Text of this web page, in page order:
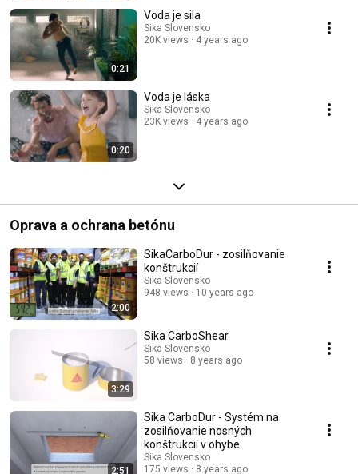
0:21
Voda je sila
Sika Slovensko
20K views
4 years ago
0:20
Voda je láska
Sika Slovensko
23K views
4 years ago
Oprava a ochrana betónu
2:00
SikaCarboDur - zosilňovanie
konštrukcií
Sika Slovensko
948 views
10 years ago
3:29
Sika CarboShear
Sika Slovensko
58 views
8 years ago
2:51
Sika CarboDur - Systém na
zosilňovanie nosných
konštrukcií v ohybe
Sika Slovensko
175 views
8 years ago